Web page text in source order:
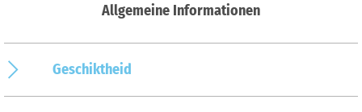
Allgemeine Informationen
Geschiktheid